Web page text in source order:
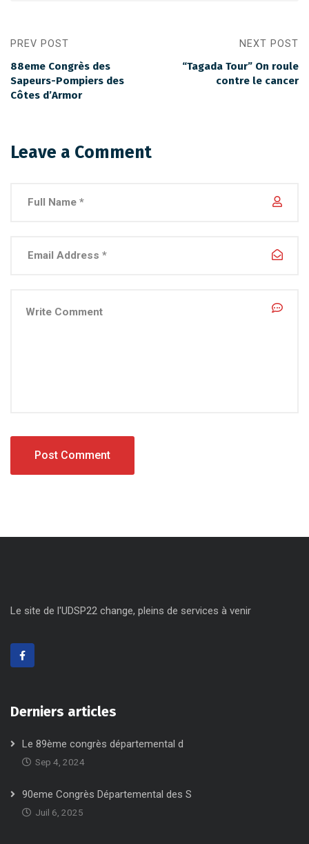
PREV POST
88eme Congrès des
Sapeurs-Pompiers des
Côtes d’Armor
NEXT POST
“Tagada Tour” On roule
contre le cancer
Leave a Comment
Le site de l'UDSP22 change, pleins de services à venir
Derniers articles
Le 89ème congrès départemental d
Sep 4, 2024
90eme Congrès Départemental des S
Juil 6, 2025